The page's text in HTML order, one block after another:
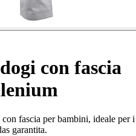
con fascia
fascia per bambini, ideale per i
garantita.